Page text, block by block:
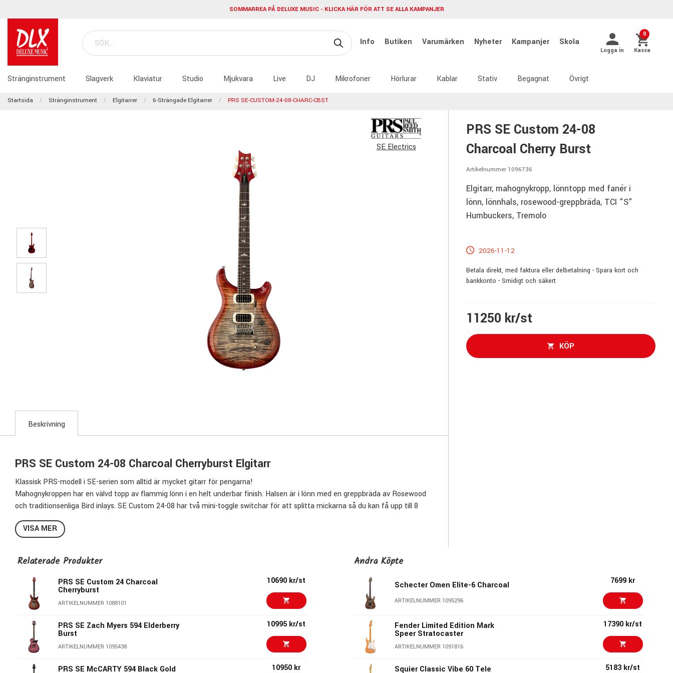
SOMMARREA PÅ DELUXE MUSIC - KLICKA HÄR FÖR ATT SE ALLA KAMPANJER
Info Butiken Varumärken Nyheter Kampanjer Skola
Logga in
0
Kassa
Stränginstrument Slagverk Klaviatur Studio Mjukvara Live DJ Mikrofoner Hörlurar Kablar Stativ Begagnat Övrigt
Startsida Stränginstrument Elgitarrer 6-Strängade Elgitarrer PRS SE-CUSTOM-24-08-CHARC-CBST
SE Electrics
PRS SE Custom 24-08
Charcoal Cherry Burst
Artikelnummer 1096736
Elgitarr, mahognykropp, lönntopp med fanér i
lönn, lönnhals, rosewood-greppbräda, TCI "S"
Humbuckers, Tremolo
2026-11-12
Betala direkt, med faktura eller delbetalning - Spara kort och
bankkonto - Smidigt och säkert
11250 kr/st
KÖP
Beskrivning
PRS SE Custom 24-08 Charcoal Cherryburst Elgitarr
Klassisk PRS-modell i SE-serien som alltid är mycket gitarr för pengarna!
Mahognykroppen har en välvd topp av flammig lönn i en helt underbar finish. Halsen är i lönn med en greppbräda av Rosewood
och traditionsenliga Bird inlays. SE Custom 24-08 har två mini-toggle switchar för att splitta mickarna så du kan få upp till 8
olika pickup-kombinationer.
Kropp:Mahogny, Lönntopp med flammigt fanér i lönn
Hals:Maple - 24 Band / 25” Mensur
Greppbräda:
Halsprofil:Wide Thin
Översadel:42,8mm
Mikrofoner:
Stämskruvar:PRS Designed
Stall:
PRS Patented Tremolo, Molded
Halsinfästning:Set Neck
VISA MER
Relaterade Produkter
PRS SE Custom 24 Charcoal
Cherryburst
ARTIKELNUMMER 1088101
10690 kr/st
PRS SE Zach Myers 594 Elderberry
Burst
ARTIKELNUMMER 1095438
10995 kr/st
PRS SE McCARTY 594 Black Gold 10950 kr
Andra Köpte
Schecter Omen Elite-6 Charcoal
ARTIKELNUMMER 1095296
7699 kr
Fender Limited Edition Mark
Speer Stratocaster
ARTIKELNUMMER 1091816
17390 kr/st
Squier Classic Vibe 60 Tele 5183 kr/st